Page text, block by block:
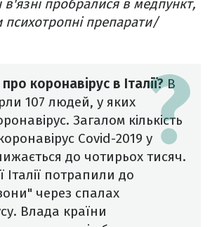
в'язні пробралися в медпункт,
психотропні препарати/
коронавірус в Італії? В
107 людей, у яких
Загалом кількість
Covid-2019 у
до чотирьох тисяч.
Італії потрапили до
через спалах
Влада країни